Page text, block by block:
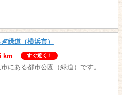
緑道（横浜市）
km
すぐ近く！
にある都市公園（緑道）です。